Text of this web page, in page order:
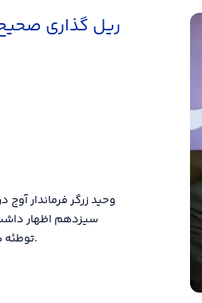
ریل گذاری
وحید زرگر فرماندار
سیزدهم اظهار
توطئه های دشمن رشد اقتصادی کشور از ۴ درصد فراتر رفته و نرخ بیکاری کاهش یافته است.